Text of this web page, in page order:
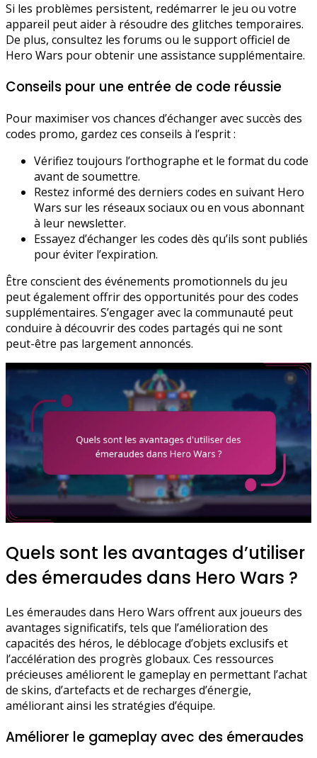
Si les problèmes persistent, redémarrer le jeu ou votre
appareil peut aider à résoudre des glitches temporaires.
De plus, consultez les forums ou le support officiel de
Hero Wars pour obtenir une assistance supplémentaire.
Conseils pour une entrée de code réussie
Pour maximiser vos chances d’échanger avec succès des
codes promo, gardez ces conseils à l’esprit :
Vérifiez toujours l’orthographe et le format du code
avant de soumettre.
Restez informé des derniers codes en suivant Hero
Wars sur les réseaux sociaux ou en vous abonnant
à leur newsletter.
Essayez d’échanger les codes dès qu’ils sont publiés
pour éviter l’expiration.
Être conscient des événements promotionnels du jeu
peut également offrir des opportunités pour des codes
supplémentaires. S’engager avec la communauté peut
conduire à découvrir des codes partagés qui ne sont
peut-être pas largement annoncés.
Quels sont les avantages d’utiliser
des émeraudes dans Hero Wars ?
Les émeraudes dans Hero Wars offrent aux joueurs des
avantages significatifs, tels que l’amélioration des
capacités des héros, le déblocage d’objets exclusifs et
l’accélération des progrès globaux. Ces ressources
précieuses améliorent le gameplay en permettant l’achat
de skins, d’artefacts et de recharges d’énergie,
améliorant ainsi les stratégies d’équipe.
Améliorer le gameplay avec des émeraudes